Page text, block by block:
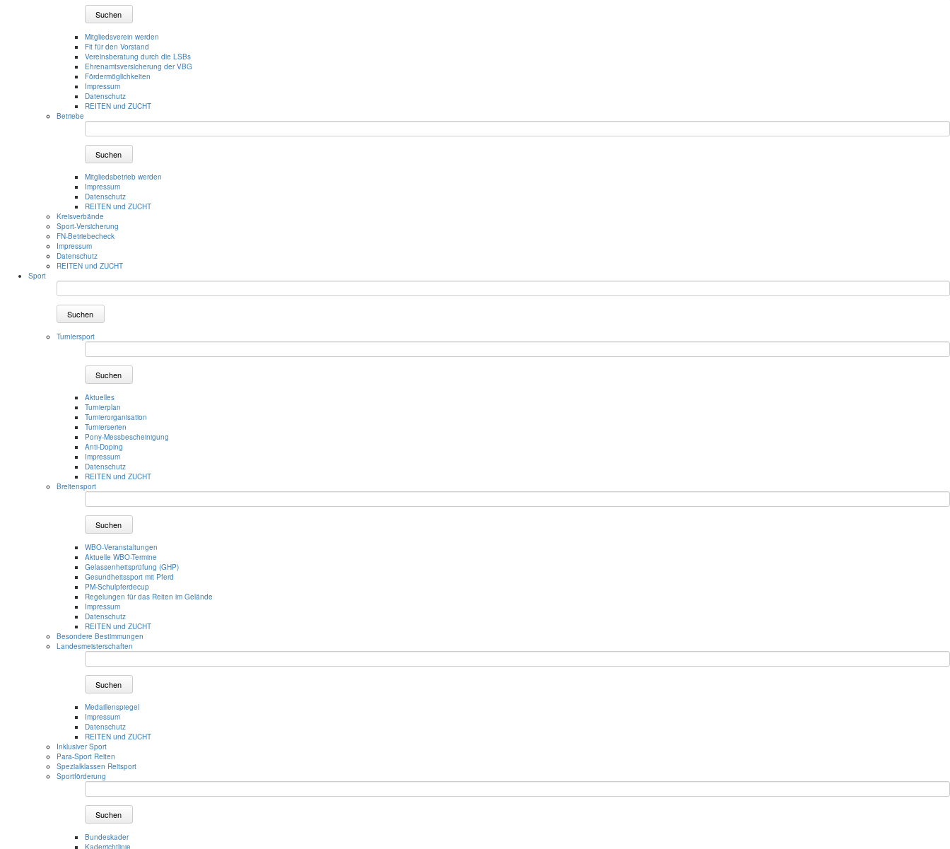
Suchen
Mitgliedsverein werden
Fit für den Vorstand
Vereinsberatung durch die LSBs
Ehrenamtsversicherung der VBG
Fördermöglichkeiten
Impressum
Datenschutz
REITEN und ZUCHT
Betriebe
Suchen
Mitgliedsbetrieb werden
Impressum
Datenschutz
REITEN und ZUCHT
Kreisverbände
Sport-Versicherung
FN-Betriebecheck
Impressum
Datenschutz
REITEN und ZUCHT
Sport
Suchen
Turniersport
Suchen
Aktuelles
Turnierplan
Turnierorganisation
Turnierserien
Pony-Messbescheinigung
Anti-Doping
Impressum
Datenschutz
REITEN und ZUCHT
Breitensport
Suchen
WBO-Veranstaltungen
Aktuelle WBO-Termine
Gelassenheitsprüfung (GHP)
Gesundheitssport mit Pferd
PM-Schulpferdecup
Regelungen für das Reiten im Gelände
Impressum
Datenschutz
REITEN und ZUCHT
Besondere Bestimmungen
Landesmeisterschaften
Suchen
Medaillenspiegel
Impressum
Datenschutz
REITEN und ZUCHT
Inklusiver Sport
Para-Sport Reiten
Spezialklassen Reitsport
Sportförderung
Suchen
Bundeskader
Kaderrichtlinie